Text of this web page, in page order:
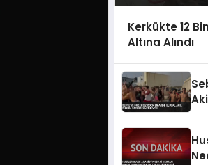
Kerkükte 12
Altına Alındı